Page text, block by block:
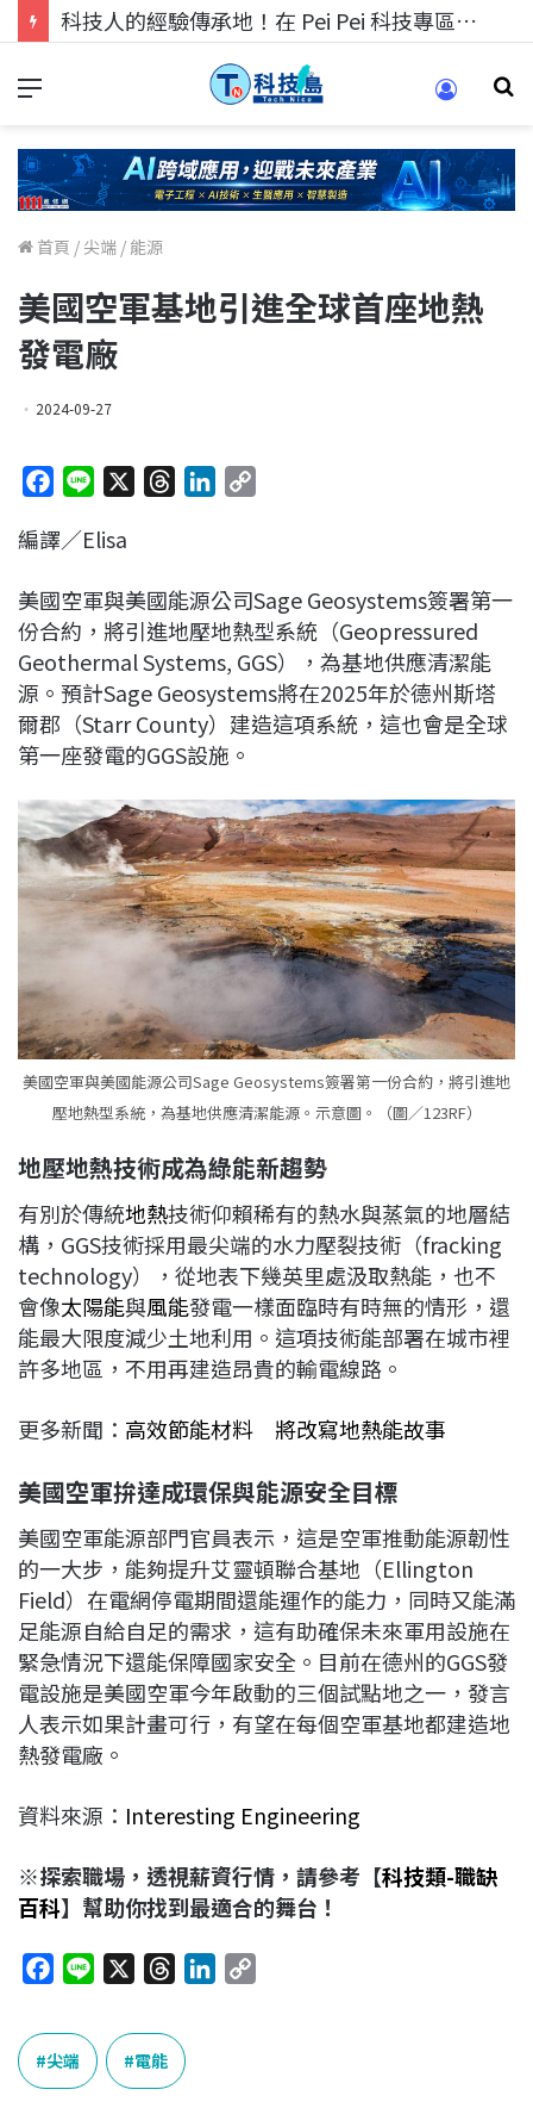
科技人的經驗傳承地！在 Pei Pei 科技專區，與學弟妹交流最硬核的技術
首頁 /尖端 / 能源
美國空軍基地引進全球首座地熱
發電廠
2024-09-27
c
b
o
o
k
n
a
d
s
e
d
I
n
L
i
n
k
編譯／Elisa
美國空軍與美國能源公司Sage Geosystems簽署第一
份合約，將引進地壓地熱型系統（Geopressured
Geothermal Systems, GGS），為基地供應清潔能
源。預計Sage Geosystems將在2025年於德州斯塔
爾郡（Starr County）建造這項系統，這也會是全球
第一座發電的GGS設施。
美國空軍與美國能源公司Sage Geosystems簽署第一份合約，將引進地
壓地熱型系統，為基地供應清潔能源。示意圖。（圖／123RF）
地壓地熱技術成為綠能新趨勢
有別於傳統地熱技術仰賴稀有的熱水與蒸氣的地層結
構，GGS技術採用最尖端的水力壓裂技術（fracking
technology），從地表下幾英里處汲取熱能，也不
會像太陽能與風能發電一樣面臨時有時無的情形，還
能最大限度減少土地利用。這項技術能部署在城市裡
許多地區，不用再建造昂貴的輸電線路。
更多新聞： 高效節能材料 將改寫地熱能故事
美國空軍拚達成環保與能源安全目標
美國空軍能源部門官員表示，這是空軍推動能源韌性
的一大步，能夠提升艾靈頓聯合基地（Ellington
Field）在電網停電期間還能運作的能力，同時又能滿
足能源自給自足的需求，這有助確保未來軍用設施在
緊急情況下還能保障國家安全。目前在德州的GGS發
電設施是美國空軍今年啟動的三個試點地之一，發言
人表示如果計畫可行，有望在每個空軍基地都建造地
熱發電廠。
資料來源： Interesting Engineering
※探索職場，透視薪資行情，請參考【科技類-職缺
百科】幫助你找到最適合的舞台！
c
e
b
e
e
a
尖端 電能